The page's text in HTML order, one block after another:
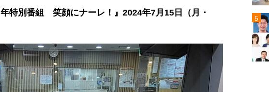
特別番組 笑顔にナーレ！』2024年7月15日（月・